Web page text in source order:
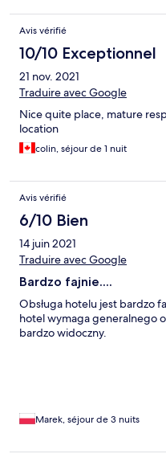
Avis vérifié
10/10 Exceptionnel
21 nov. 2021
Traduire avec Google
Nice quite place, mature
location
colin, séjour de 1 nuit
Avis vérifié
6/10 Bien
14 juin 2021
Traduire avec Google
Bardzo fajnie....
Obsługa hotelu jest bardzo
hotel wymaga generalnego
bardzo widoczny.
Marek, séjour de 3 nuits